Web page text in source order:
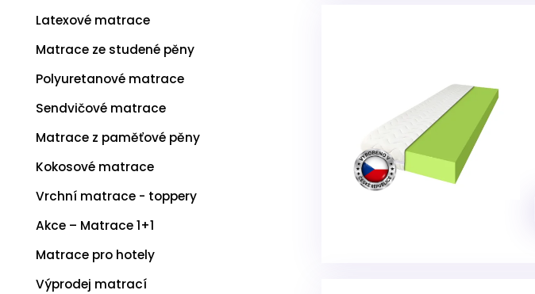
Latexové matrace
Matrace ze studené pěny
Polyuretanové matrace
Sendvičové matrace
Matrace z paměťové pěny
Kokosové matrace
Vrchní matrace - toppery
Akce – Matrace 1+1
Matrace pro hotely
Výprodej matrací